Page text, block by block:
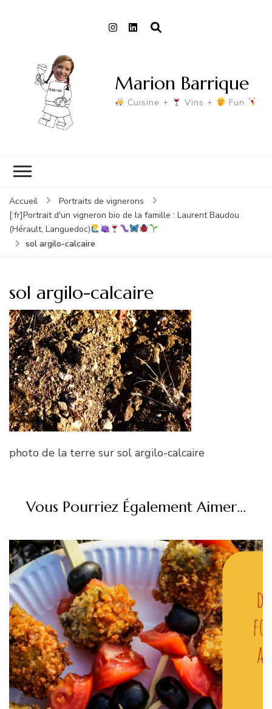
Marion Barrique
Cuisine + Vins + Fun
Accueil
Portraits de vignerons
[:fr]Portrait d'un vigneron bio de la famille : Laurent Baudou
(Hérault, Languedoc)
sol argilo-calcaire
sol argilo-calcaire
photo de la terre sur sol argilo-calcaire
Vous Pourriez Également Aimer...